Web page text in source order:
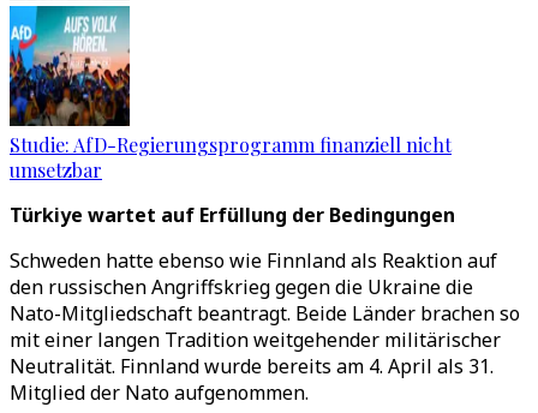
Studie: AfD-Regierungsprogramm finanziell nicht
umsetzbar
Türkiye wartet auf Erfüllung der Bedingungen
Schweden hatte ebenso wie Finnland als Reaktion auf
den russischen Angriffskrieg gegen die Ukraine die
Nato-Mitgliedschaft beantragt. Beide Länder brachen so
mit einer langen Tradition weitgehender militärischer
Neutralität. Finnland wurde bereits am 4. April als 31.
Mitglied der Nato aufgenommen.